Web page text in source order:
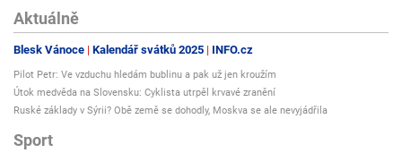
Celý postup opakujte podle potřeby až do vymizení obtíží. Změna by měla
být patrná již po několika aplikacích. Přečtěte si více o příčinách, postupu
ošetření a účinném hojení akné.
při hojení AFT:
Ideálně po jídle.
Aktuálně
Blesk Vánoce Kalendář svátků 2025 INFO.cz
Pilot Petr: Ve vzduchu hledám bublinu a pak už jen kroužím
Útok medvěda na Slovensku: Cyklista utrpěl krvavé zranění
Ruské základy v Sýrii? Obě země se dohodly, Moskva se ale nevyjádřila
Sport